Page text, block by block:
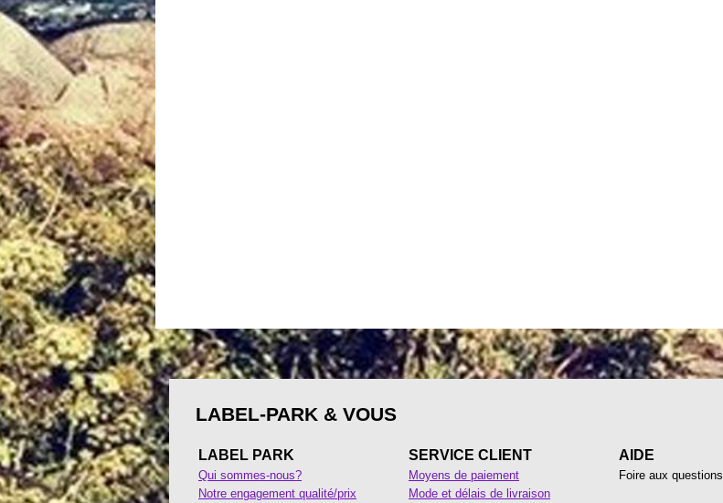
LABEL-PARK & VOUS
LABEL PARK
Qui sommes-nous?
Notre engagement qualité/prix
SERVICE CLIENT
Moyens de paiement
Mode et délais de livraison
AIDE
Foire aux questions